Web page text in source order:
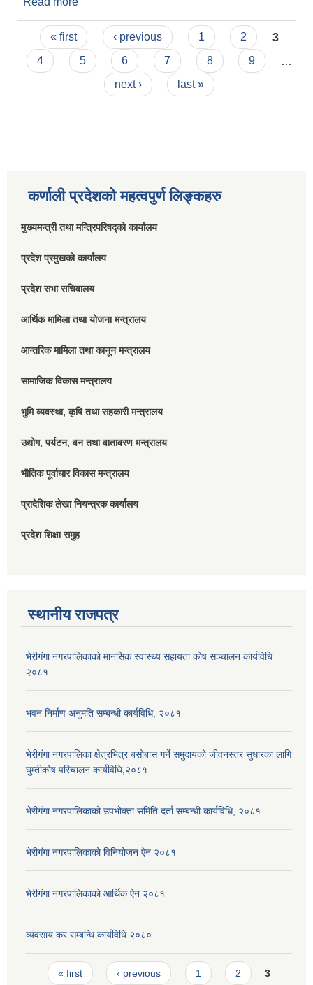
Pages
« first ‹ previous 1 2
3
4
5 6 7 8 9
next ›
last »
कर्णाली प्रदेशको महत्वपुर्ण लिङ्कहरु
मुख्यमन्त्री तथा मन्त्रिपरिषद्को कार्यालय
प्रदेश प्रमुखको कार्यालय
प्रदेश सभा सचिवालय
आर्थिक मामिला तथा योजना मन्त्रालय
आन्तरिक मामिला तथा कानून मन्त्रालय
सामाजिक विकास मन्त्रालय
भुमि व्यवस्था, कृषि तथा सहकारी मन्त्रालय
उद्योग, पर्यटन, वन तथा वातावरण मन्त्रालय
भौतिक पूर्वाधार विकास मन्त्रालय
प्रादेशिक लेखा नियन्त्रक कार्यालय
प्रदेश शिक्षा समुह
स्थानीय राजपत्र
भेरीगंगा नगरपालिकाको मानसिक स्वास्थ्य सहायता कोष सञ्चालन कार्यविधि
२०८१
भवन निर्माण अनुमति सम्बन्धी कार्यविधि, २०८१
भेरीगंगा नगरपालिका क्षेत्रभित्र बसोबास गर्ने समुदायको जीवनस्तर सुधारका लागि
घुम्तीकोष परिचालन कार्यविधि,२०८१
भेरीगंगा नगरपालिकाको उपभोक्ता समिति दर्ता सम्बन्धी कार्यविधि, २०८१
भेरीगंगा नगरपालिकाको विनियोजन ऐन २०८१
भेरीगंगा नगरपालिकाको आर्थिक ऐन २०८१
व्यवसाय कर सम्बन्धि कार्यविधि २०८०
Pages
« first ‹ previous 1 2 3